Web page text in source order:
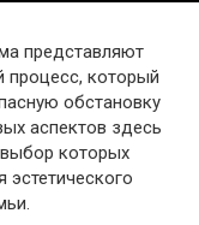
представляют
процесс, который
обстановку
аспектов здесь
которых